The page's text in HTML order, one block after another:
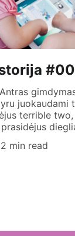
juokaudami
terrible two,
2 min read